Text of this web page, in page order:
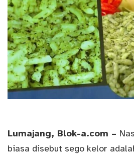
Lumajang, Blok-a.com –
biasa disebut sego kelor